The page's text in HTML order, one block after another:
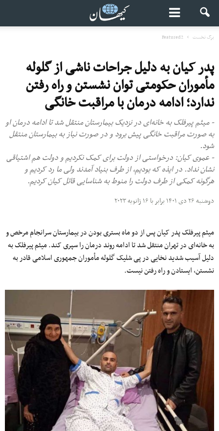
برگ نخست Featured2
پدر کیان به دلیل جراحات ناشی از گلوله
مأموران حکومتی توان نشستن و راه رفتن
ندارد؛ ادامه درمان با مراقبت خانگی
- میثم پیرفلک به خانه‌ای در نزدیک بیمارستان منتقل شد تا ادامه درمان او
به صورت مراقبت خانگی پیش برود و در صورت نیاز به بیمارستان منتقل
شود.
- عموی کیان: درخواستی از دولت برای کمک نکردیم و دولت هم اشتیاقی
نشان نداد. در ایذه که بودیم، از طرف‌ بنیاد آمدند ولی ما رد کردیم و
هرگونه کمکی از طرف دولت را منوط به شناسایی قاتل کیان کردیم.
دوشنبه ۲۶ دی ۱۴۰۱ برابر با ۱۶ ژانویه ۲۰۲۳
میثم پیرفلک پدر کیان پس از دو ماه بستری بودن در بیمارستان سرانجام مرخص و
به خانه‌ای در تهران منتقل شد تا ادامه روند درمان را سپری کند. میثم پیرفلک به
دلیل آسیب شدید نخایی در پی شلیک گلوله مأموران جمهوری اسلامی قادر به
نشستن، ایستادن و راه رفتن نیست.